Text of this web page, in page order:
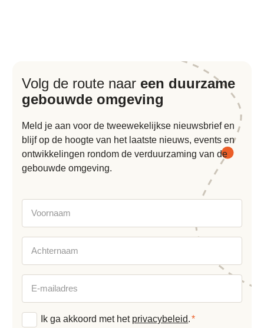
Volg de route naar een duurzame
gebouwde omgeving
Meld je aan voor de tweewekelijkse nieuwsbrief en
blijf op de hoogte van het laatste nieuws, events en
ontwikkelingen rondom de verduurzaming van de
gebouwde omgeving.
mailadres
Algemene
Ik ga akkoord met het privacybeleid.*